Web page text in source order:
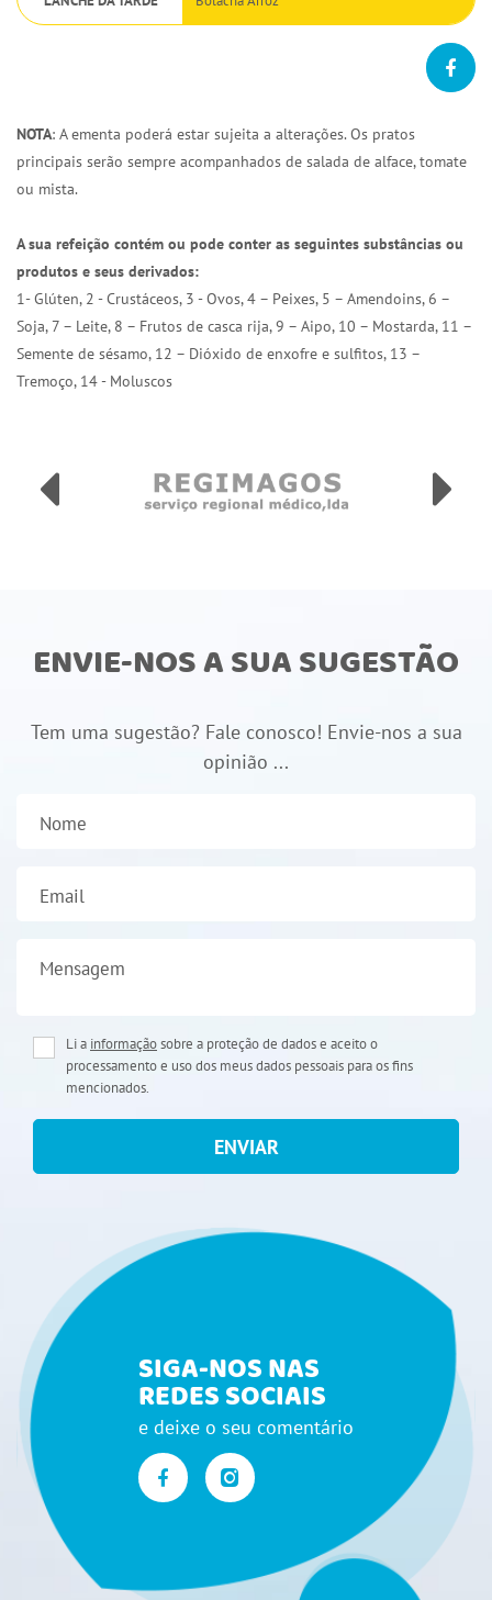
NOTA: A ementa poderá estar sujeita a alterações. Os pratos
principais serão sempre acompanhados de salada de alface, tomate
ou mista.
A sua refeição contém ou pode conter as seguintes substâncias ou
produtos e seus derivados:
1- Glúten, 2 - Crustáceos, 3 - Ovos, 4 – Peixes, 5 – Amendoins, 6 –
Soja, 7 – Leite, 8 – Frutos de casca rija, 9 – Aipo, 10 – Mostarda, 11 –
Semente de sésamo, 12 – Dióxido de enxofre e sulfitos, 13 –
Tremoço, 14 - Moluscos
ENVIE-NOS A SUA SUGESTÃO
Tem uma sugestão? Fale conosco! Envie-nos a sua
opinião ...
Nome
Email
Mensagem
Li a informaçãosobre a proteção de dados e aceito o
processamento e uso dos meus dados pessoais para os fins
mencionados.
ENVIAR
SIGA-NOS NAS
REDES SOCIAIS
e deixe o seu comentário